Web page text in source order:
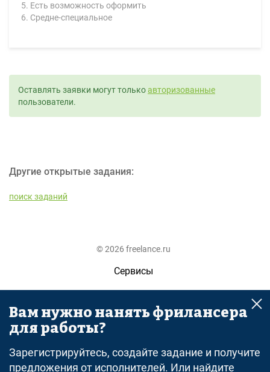
5. Есть возможность оформить
6. Средне-специальное
Оставлять заявки могут толькоавторизованные
пользователи.
Другие открытые задания:
поиск заданий
© 2026 freelance.ru
Сервисы
Помощь
Поиск
Оферта
Вам нужно нанять фрилансера
для работы?
Зарегистрируйтесь, создайте задание и получите
предложения от исполнителей. Или найдите